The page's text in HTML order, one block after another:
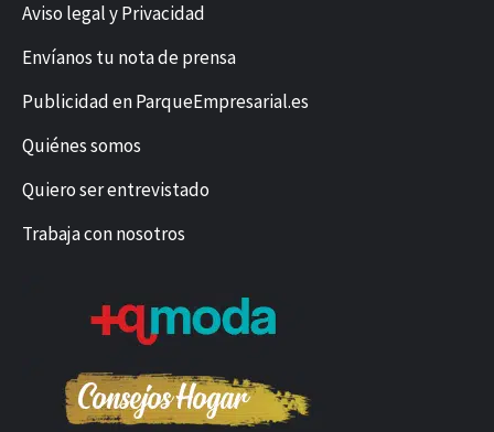
Aviso legal y Privacidad
Envíanos tu nota de prensa
Publicidad en ParqueEmpresarial.es
Quiénes somos
Quiero ser entrevistado
Trabaja con nosotros